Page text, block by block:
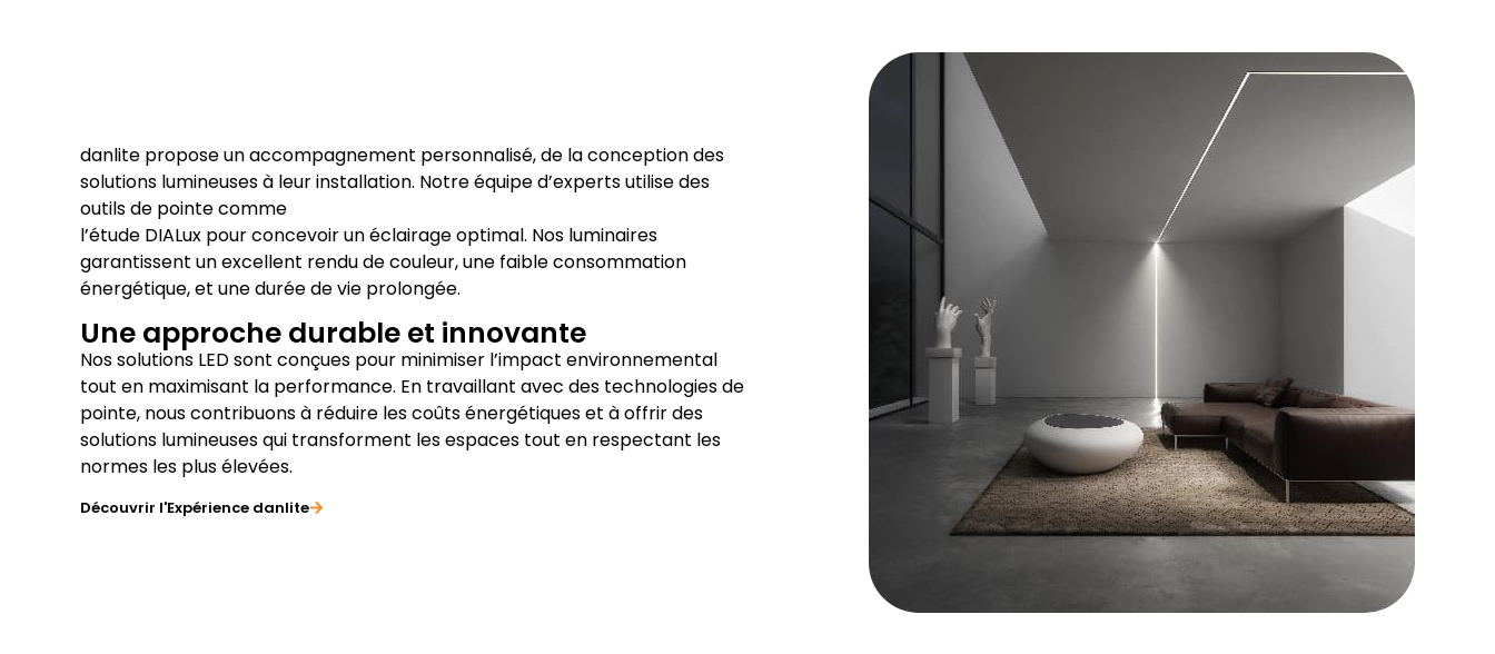
danlite propose un accompagnement personnalisé, de la conception des
solutions lumineuses à leur installation. Notre équipe d’experts utilise des
outils de pointe comme
l’étude DIALux pour concevoir un éclairage optimal. Nos luminaires
garantissent un excellent rendu de couleur, une faible consommation
énergétique, et une durée de vie prolongée.
Une approche durable et innovante
Nos solutions LED sont conçues pour minimiser l’impact environnemental
tout en maximisant la performance. En travaillant avec des technologies de
pointe, nous contribuons à réduire les coûts énergétiques et à offrir des
solutions lumineuses qui transforment les espaces tout en respectant les
normes les plus élevées.
Découvrir l'Expérience danlite